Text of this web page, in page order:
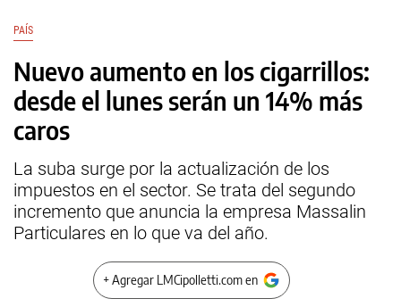
PAÍS
Nuevo aumento en los cigarrillos:
desde el lunes serán un 14% más
caros
La suba surge por la actualización de los
impuestos en el sector. Se trata del segundo
incremento que anuncia la empresa Massalin
Particulares en lo que va del año.
+ Agregar LMCipolletti.com en